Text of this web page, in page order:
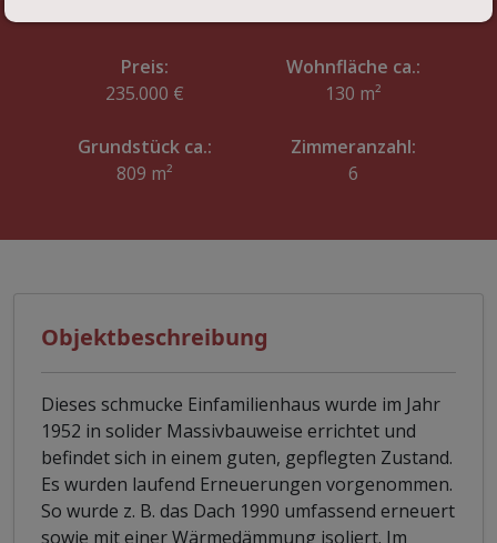
Preis:
235.000 €
Wohnfläche ca.:
130 m²
Grundstück ca.:
809 m²
Zimmeranzahl:
6
Objektbeschreibung
Dieses schmucke Einfamilienhaus wurde im Jahr
1952 in solider Massivbauweise errichtet und
befindet sich in einem guten, gepflegten Zustand.
Es wurden laufend Erneuerungen vorgenommen.
So wurde z. B. das Dach 1990 umfassend erneuert
sowie mit einer Wärmedämmung isoliert. Im